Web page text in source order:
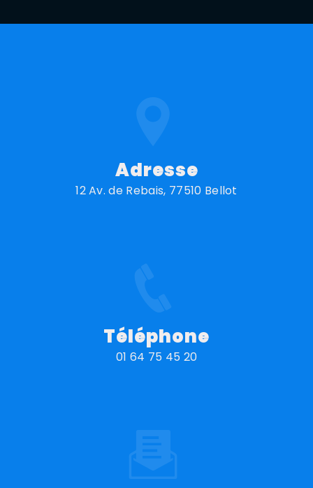
Adresse
12 Av. de Rebais, 77510 Bellot
Téléphone
01 64 75 45 20